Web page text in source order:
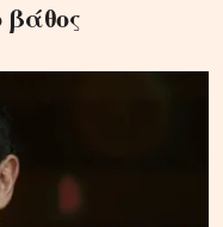
βάθος